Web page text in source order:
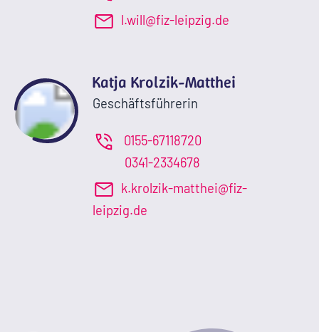
l.will@fiz-leipzig.de
Katja Krolzik-Matthei
Geschäftsführerin
0155-67118720
0341-2334678
k.krolzik-matthei@fiz-
leipzig.de